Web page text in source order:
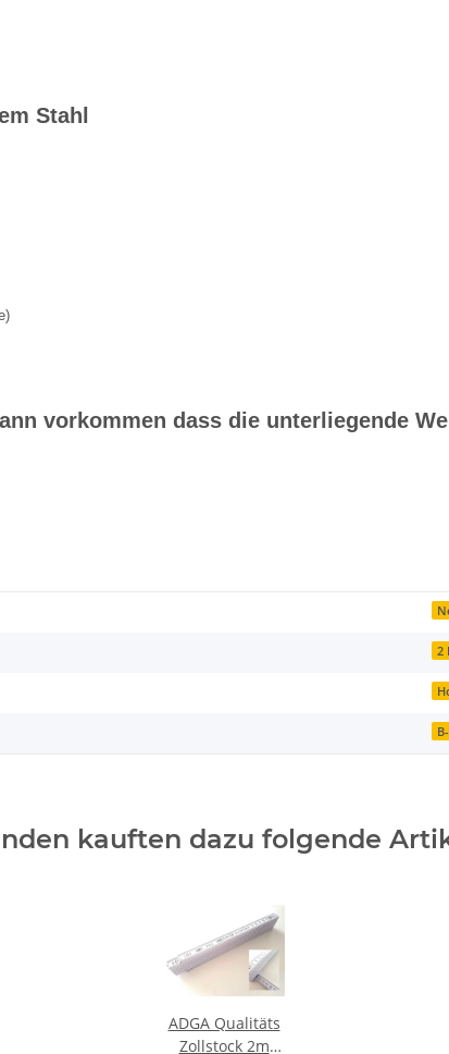
Stahl
vorkommen dass die unterliegende
2
kauften dazu folgende
ADGA Qualitäts
Zollstock 2m